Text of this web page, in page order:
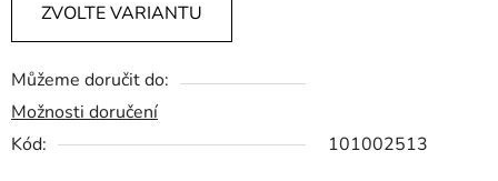
ZVOLTE VARIANTU
Můžeme doručit do:
Možnosti doručení
Kód:
101002513